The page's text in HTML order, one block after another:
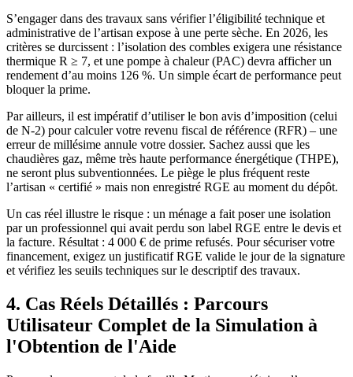
S’engager dans des travaux sans vérifier l’éligibilité technique et
administrative de l’artisan expose à une perte sèche. En 2026, les
critères se durcissent : l’isolation des combles exigera une résistance
thermique R ≥ 7, et une pompe à chaleur (PAC) devra afficher un
rendement d’au moins 126 %. Un simple écart de performance peut
bloquer la prime.
Par ailleurs, il est impératif d’utiliser le bon avis d’imposition (celui
de N-2) pour calculer votre revenu fiscal de référence (RFR) – une
erreur de millésime annule votre dossier. Sachez aussi que les
chaudières gaz, même très haute performance énergétique (THPE),
ne seront plus subventionnées. Le piège le plus fréquent reste
l’artisan « certifié » mais non enregistré RGE au moment du dépôt.
Un cas réel illustre le risque : un ménage a fait poser une isolation
par un professionnel qui avait perdu son label RGE entre le devis et
la facture. Résultat : 4 000 € de prime refusés. Pour sécuriser votre
financement, exigez un justificatif RGE valide le jour de la signature
et vérifiez les seuils techniques sur le descriptif des travaux.
4. Cas Réels Détaillés : Parcours
Utilisateur Complet de la Simulation à
l'Obtention de l'Aide